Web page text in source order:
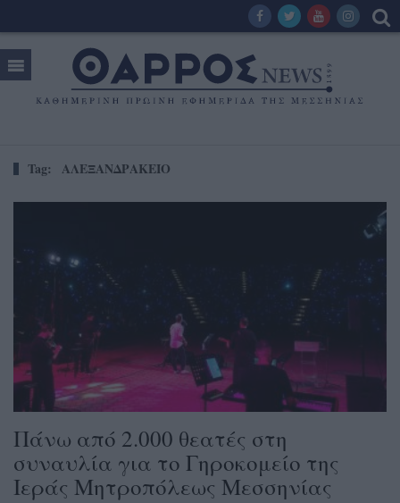
Tag: ΑΛΕΞΑΝΔΡΑΚΕΙΟ
Πάνω από 2.000 θεατές στη
συναυλία για το Γηροκομείο της
Ιεράς Μητροπόλεως Μεσσηνίας